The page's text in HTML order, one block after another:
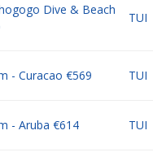
Dive & Beach
TUI
- Curacao €569 TUI
- Aruba €614 TUI